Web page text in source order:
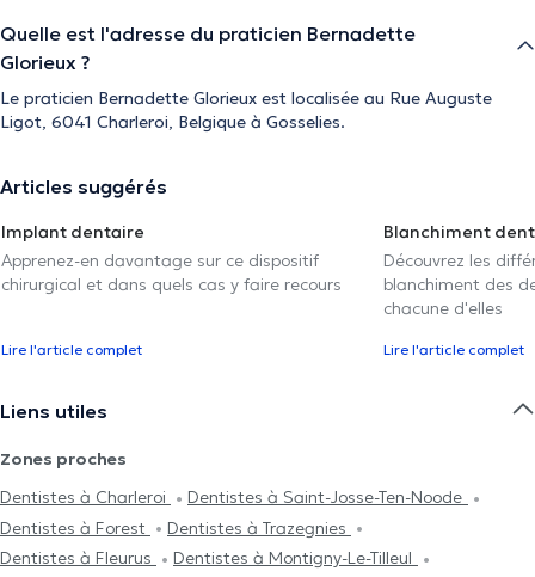
Quelle est l'adresse du praticien Bernadette
Glorieux ?
Le praticien Bernadette Glorieux est localisée au Rue Auguste
Ligot, 6041 Charleroi, Belgique à Gosselies.
Articles suggérés
Implant dentaire
Apprenez-en davantage sur ce dispositif
chirurgical et dans quels cas y faire recours
Lire l'article complet
Blanchiment
Découvrez les
blanchiment des
chacune d'elles
Lire l'article complet
Liens utiles
Zones proches
Dentistes à Charleroi
Dentistes à Saint-Josse-Ten-Noode
Dentistes à Forest
Dentistes à Trazegnies
Dentistes à Fleurus
Dentistes à Montigny-Le-Tilleul